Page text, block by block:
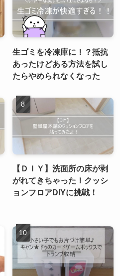
生ゴミを冷凍庫に！？抵抗
あったけどある方法を試し
たらやめられなくなった
【ＤＩＹ】洗面所の床が剥
がれてきちゃった！クッシ
ョンフロアDIYに挑戦！